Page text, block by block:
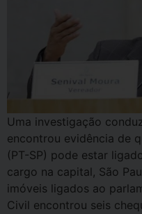
Uma investigação
encontrou evidência de
(PT-SP) pode estar
cargo na capital, São
imóveis ligados ao
Civil encontrou seis